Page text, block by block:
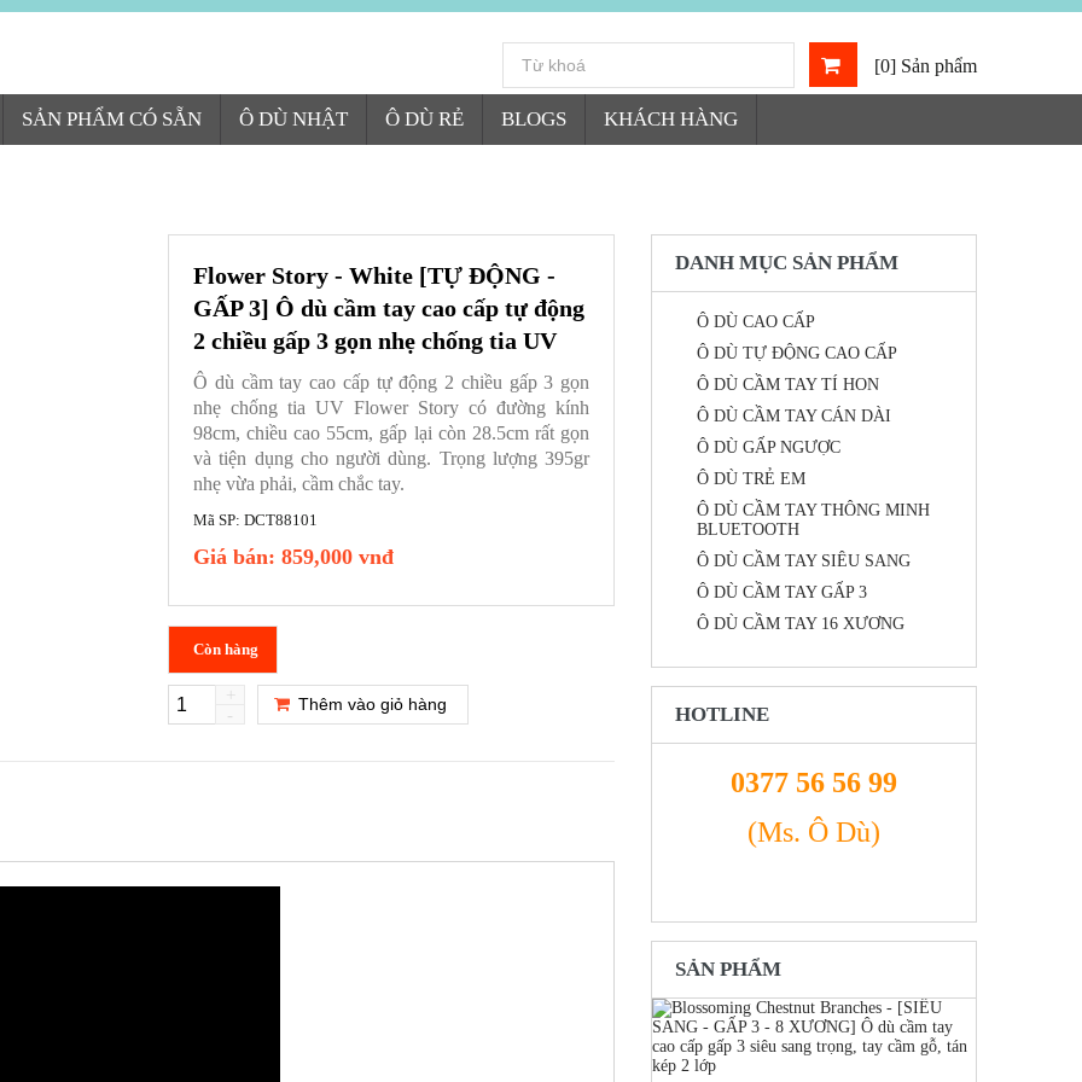
[0] Sản phẩm
SẢN PHẨM CÓ SẴN Ô DÙ NHẬT Ô DÙ RẺ BLOGS KHÁCH HÀNG
Flower Story - White [TỰ ĐỘNG -
GẤP 3] Ô dù cầm tay cao cấp tự động
2 chiều gấp 3 gọn nhẹ chống tia UV
Ô dù cầm tay cao cấp tự động 2 chiều gấp 3 gọn
nhẹ chống tia UV Flower Story có đường kính
98cm, chiều cao 55cm, gấp lại còn 28.5cm rất gọn
và tiện dụng cho người dùng. Trọng lượng 395gr
nhẹ vừa phải, cầm chắc tay.
Mã SP: DCT88101
Giá bán: 859,000 vnđ
Còn hàng
-
+ Thêm vào giỏ hàng
DANH MỤC SẢN PHẨM
Ô DÙ CAO CẤP
Ô DÙ TỰ ĐỘNG CAO CẤP
Ô DÙ CẦM TAY TÍ HON
Ô DÙ CẦM TAY CÁN DÀI
Ô DÙ GẤP NGƯỢC
Ô DÙ TRẺ EM
Ô DÙ CẦM TAY THÔNG MINH
BLUETOOTH
Ô DÙ CẦM TAY SIÊU SANG
Ô DÙ CẦM TAY GẤP 3
Ô DÙ CẦM TAY 16 XƯƠNG
HOTLINE
0377 56 56 99
(Ms. Ô Dù)
SẢN PHẨM